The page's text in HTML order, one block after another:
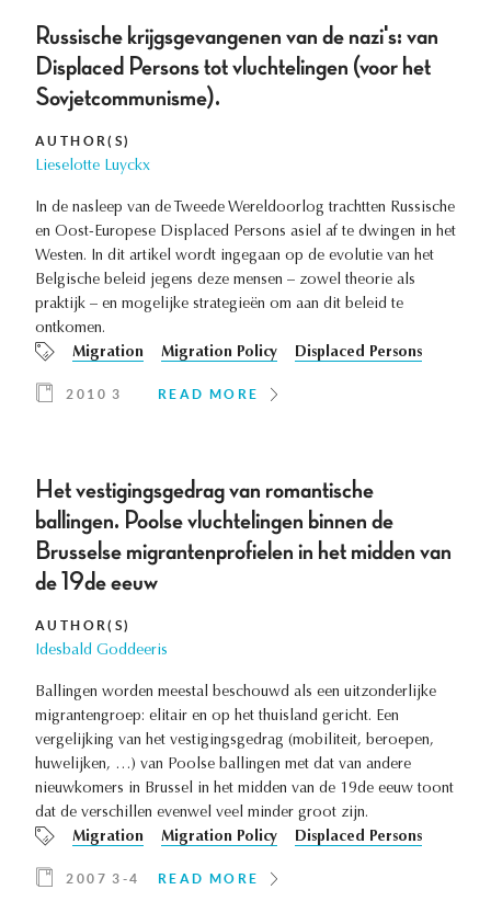
Russische krijgsgevangenen van de nazi's: van
Displaced Persons tot vluchtelingen (voor het
Sovjetcommunisme).
AUTHOR(S)
Lieselotte Luyckx
In de nasleep van de Tweede Wereldoorlog trachtten Russische
en Oost-Europese Displaced Persons asiel af te dwingen in het
Westen. In dit artikel wordt ingegaan op de evolutie van het
Belgische beleid jegens deze mensen – zowel theorie als
praktijk – en mogelijke strategieën om aan dit beleid te
ontkomen.
Migration
Migration Policy Displaced Persons
2010 3 READ MORE
Het vestigingsgedrag van romantische
ballingen. Poolse vluchtelingen binnen de
Brusselse migrantenprofielen in het midden van
de 19de eeuw
AUTHOR(S)
Idesbald Goddeeris
Ballingen worden meestal beschouwd als een uitzonderlijke
migrantengroep: elitair en op het thuisland gericht. Een
vergelijking van het vestigingsgedrag (mobiliteit, beroepen,
huwelijken, …) van Poolse ballingen met dat van andere
nieuwkomers in Brussel in het midden van de 19de eeuw toont
dat de verschillen evenwel veel minder groot zijn.
Migration
Migration Policy Displaced Persons
2007 3-4 READ MORE